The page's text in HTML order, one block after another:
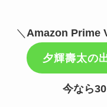
＼ Amazon Prime
夕輝壽太の
今なら